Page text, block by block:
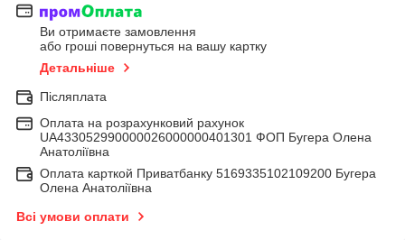
Ви отримаєте замовлення
або гроші повернуться на вашу картку
Детальніше
Післяплата
Оплата на розрахунковий рахунок
UA433052990000026000000401301 ФОП Бугера Олена
Анатоліївна
Оплата карткой Приватбанку 5169335102109200 Бугера
Олена Анатоліївна
Всі умови оплати